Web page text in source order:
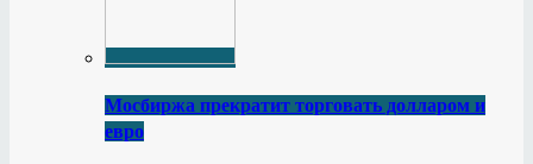
Мосбиржа прекратит торговать долларом и
евро